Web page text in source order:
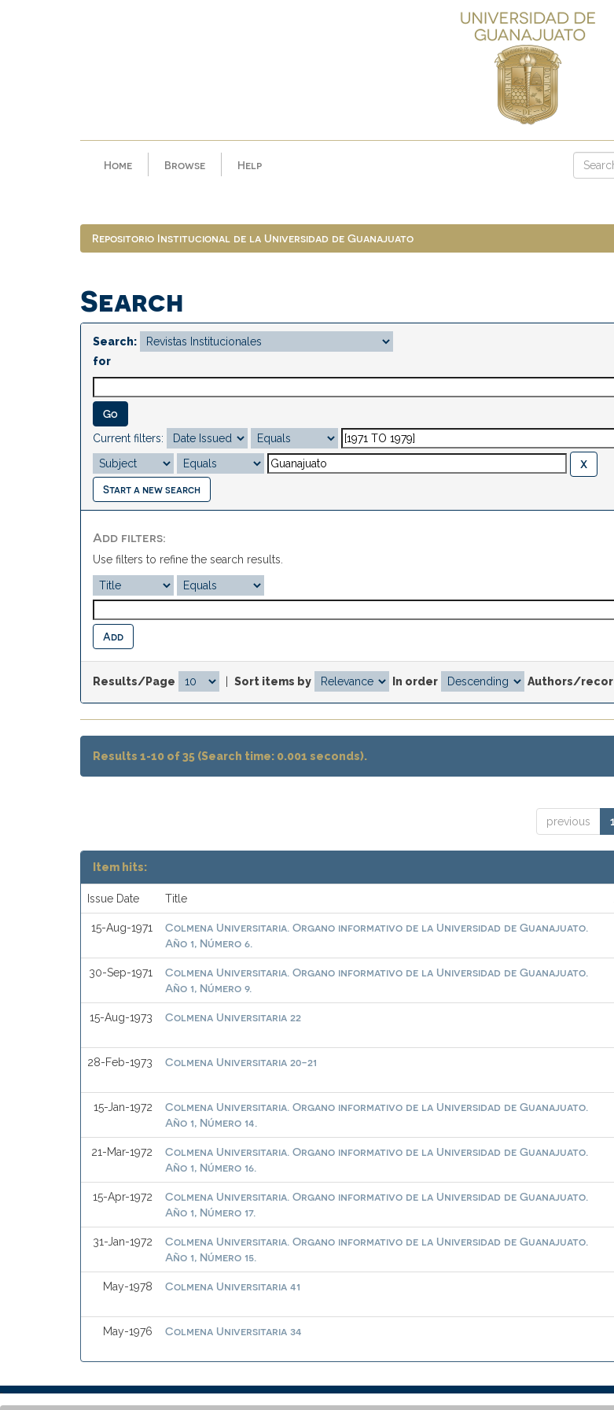
Home Browse Help
Repositorio Institucional de la Universidad de Guanajuato
Search
Search:
for
Current filters:
Start a new search
Add filters:
Use filters to refine the search results.
Results/Page Sort items by In order Authors/
Results 1-10 of 35 (Search time: 0.001 seconds).
previous 1
Item hits:
Issue Date Title
15-Aug-1971
Colmena Universitaria. Organo informativo de la Universidad de Guanajuato.
Año 1, Número 6.
30-Sep-1971
Colmena Universitaria. Organo informativo de la Universidad de Guanajuato.
Año 1, Número 9.
15-Aug-1973 Colmena Universitaria 22
28-Feb-1973 Colmena Universitaria 20-21
15-Jan-1972
Colmena Universitaria. Organo informativo de la Universidad de Guanajuato.
Año 1, Número 14.
21-Mar-1972
Colmena Universitaria. Organo informativo de la Universidad de Guanajuato.
Año 1, Número 16.
15-Apr-1972
Colmena Universitaria. Organo informativo de la Universidad de Guanajuato.
Año 1, Número 17.
31-Jan-1972
Colmena Universitaria. Organo informativo de la Universidad de Guanajuato.
Año 1, Número 15.
May-1978 Colmena Universitaria 41
May-1976 Colmena Universitaria 34